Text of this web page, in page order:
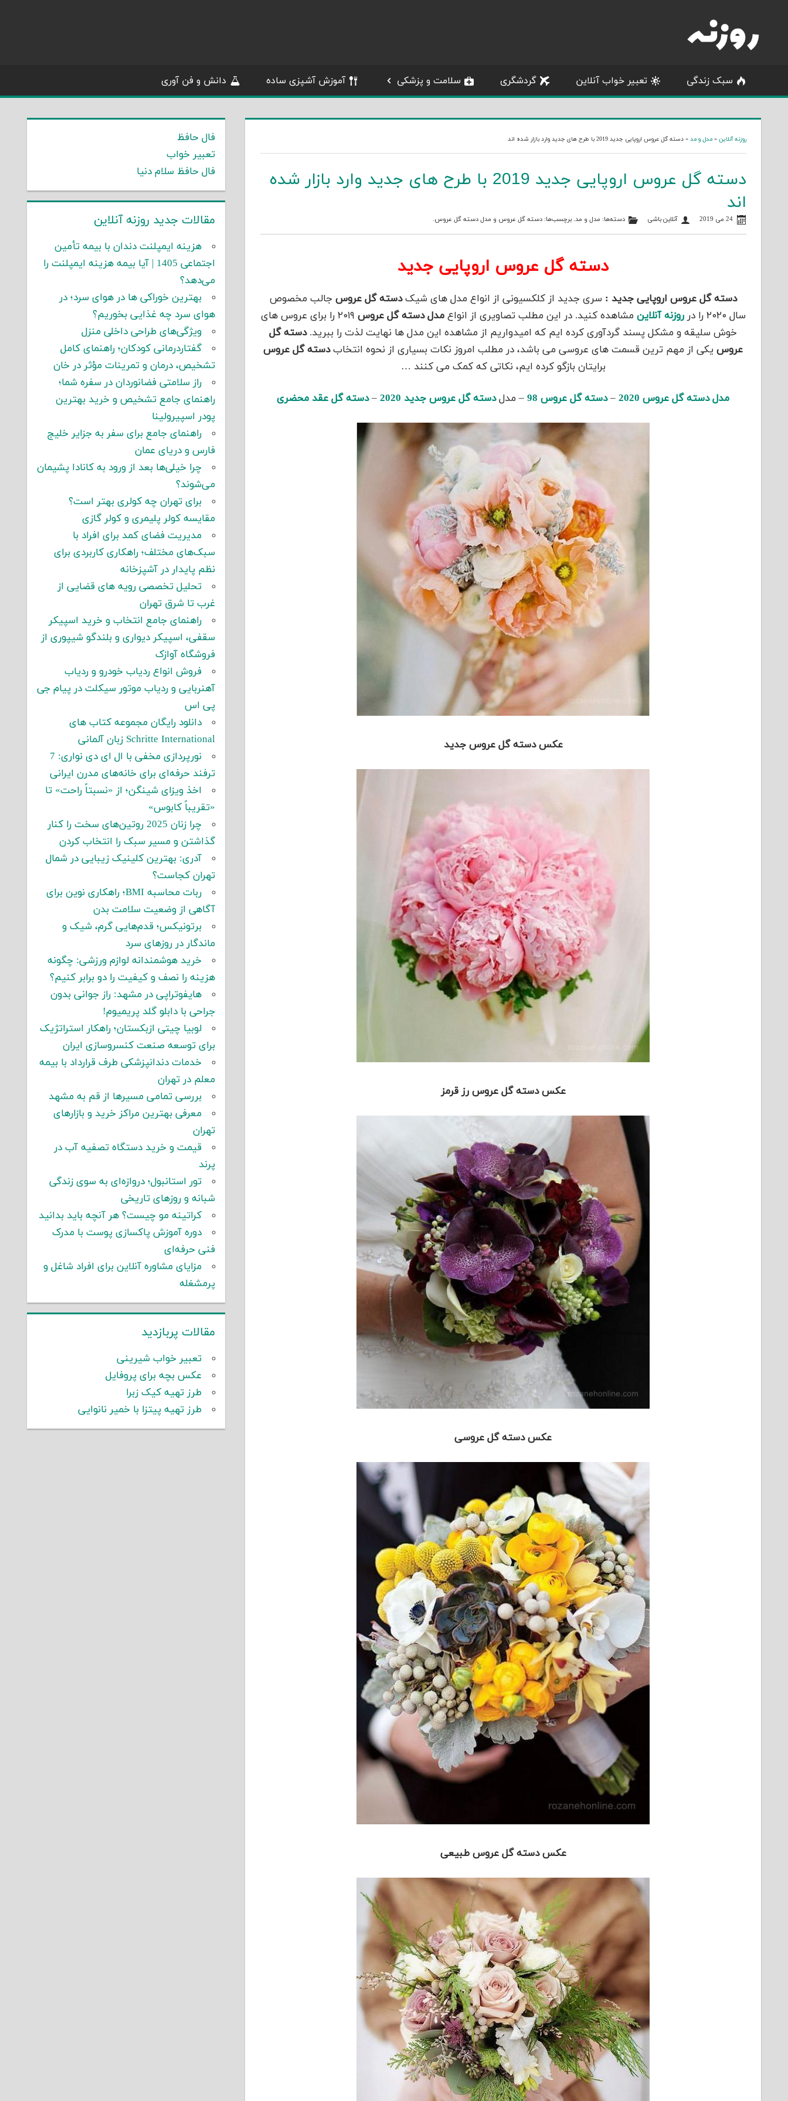
content
سبک زندگی تعبیر خواب آنلاین گردشگری سلامت و پزشکی آموزش آشپزی ساده دانش و فن آوری
روزنه آنلاین »مدل و مد »دسته گل عروس اروپایی جدید 2019 با طرح های جدید وارد بازار شده اند
دسته گل عروس اروپایی جدید 2019 با طرح های جدید وارد بازار شده
اند
24 می 2019 آنلاین باشی دسته‌ها: مدل و مد. برچسب‌ها:دسته گل عروس و مدل دسته گل عروس.
دسته گل عروس اروپایی جدید
دسته گل عروس اروپایی جدید : سری جدید از کلکسیونی از انواع مدل های شیکدسته گل عروس جالب مخصوص
سال ۲۰۲۰ را در
روزنه آنلاین مشاهده کنید. در این مطلب تصاویری از انواعمدل دسته گل عروس
۲۰۱۹ را برای عروس های
خوش سلیقه و مشکل پسند گردآوری کرده ایم که امیدواریم از مشاهده این مدل ها نهایت لذت را ببرید.دسته گل
عروسیکی از مهم ترین قسمت های عروسی می باشد، در مطلب امروز نکات بسیاری از نحوه انتخابدسته گل عروس
برایتان بازگو کرده ایم، نکاتی که کمک می کنند …
مدل دسته گل عروس 2020 –دسته گل عروس 98 – مدلدسته گل عروس جدید 2020 –دسته گل عقد محضری
عکس دسته گل عروس جدید
عکس دسته گل عروس رز قرمز
عکس دسته گل عروسی
عکس دسته گل عروس طبیعی
فال حافظ
تعبیر خواب
فال حافظ سلام دنیا
مقالات جدید روزنه آنلاین
هزینه ایمپلنت دندان با بیمه تأمین
اجتماعی 1405 | آیا بیمه هزینه ایمپلنت را
می‌دهد؟
بهترین خوراکی ها در هوای سرد؛ در
هوای سرد چه غذایی بخوریم؟
ویژگی‌های طراحی داخلی منزل
گفتاردرمانی کودکان؛ راهنمای کامل
تشخیص، درمان و تمرینات مؤثر در خان
راز سلامتی فضانوردان در سفره شما؛
راهنمای جامع تشخیص و خرید بهترین
پودر اسپیرولینا
راهنمای جامع برای سفر به جزایر خلیج
فارس و دریای عمان
چرا خیلی‌ها بعد از ورود به کانادا پشیمان
می‌شوند؟
برای تهران چه کولری بهتر است؟
مقایسه کولر پلیمری و کولر گازی
مدیریت فضای کمد برای افراد با
سبک‌های مختلف؛ راهکاری کاربردی برای
نظم پایدار در آشپزخانه
تحلیل تخصصی رویه های قضایی از
غرب تا شرق تهران
راهنمای جامع انتخاب و خرید اسپیکر
سقفی، اسپیکر دیواری و بلندگو شیپوری از
فروشگاه آوازک
فروش انواع ردیاب خودرو و ردیاب
آهنربایی و ردیاب موتور سیکلت در پیام جی
پی اس
دانلود رایگان مجموعه کتاب های
Schritte International زبان آلمانی
نورپردازی مخفی با ال ای دی نواری: 7
ترفند حرفه‌ای برای خانه‌های مدرن ایرانی
اخذ ویزای شینگن؛ از «نسبتاً راحت» تا
«تقریباً کابوس»
چرا زنان 2025 روتین‌های سخت را کنار
گذاشتن و مسیر سبک را انتخاب کردن
آدری: بهترین کلینیک زیبایی در شمال
تهران کجاست؟
ربات محاسبه BMI؛ راهکاری نوین برای
آگاهی از وضعیت سلامت بدن
برتونیکس؛ قدم‌هایی گرم، شیک و
ماندگار در روزهای سرد
خرید هوشمندانه لوازم ورزشی: چگونه
هزینه را نصف و کیفیت را دو برابر کنیم؟
هایفوتراپی در مشهد: راز جوانی بدون
جراحی با دابلو گلد پریمیوم!
لوبیا چیتی ازبکستان؛ راهکار استراتژیک
برای توسعه صنعت کنسروسازی ایران
خدمات دندانپزشکی طرف قرارداد با بیمه
معلم در تهران
بررسی تمامی مسیرها از قم به مشهد
معرفی بهترین مراکز خرید و بازارهای
تهران
قیمت و خرید دستگاه تصفیه آب در
پرند
تور استانبول؛ دروازه‌ای به سوی زندگی
شبانه و روزهای تاریخی
کراتینه مو چیست؟ هر آنچه باید بدانید
دوره آموزش پاکسازی پوست با مدرک
فنی حرفه‌ای
مزایای مشاوره آنلاین برای افراد شاغل و
پرمشغله
مقالات پربازدید
تعبیر خواب شیرینی
عکس بچه برای پروفایل
طرز تهیه کیک زبرا
طرز تهیه پیتزا با خمیر نانوایی